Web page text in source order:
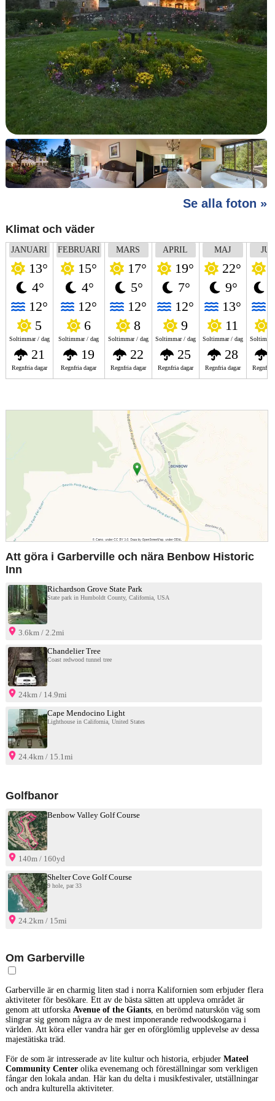
Se alla foton »
Klimat och väder
JANUARI
13°
4°
12°
5
Soltimmar / dag
21
Regnfria dagar
FEBRUARI
15°
4°
12°
6
Soltimmar / dag
19
Regnfria dagar
MARS
17°
5°
12°
8
Soltimmar / dag
22
Regnfria dagar
APRIL
19°
7°
12°
9
Soltimmar / dag
25
Regnfria dagar
MAJ
22°
9°
13°
11
Soltimmar / dag
28
Regnfria dagar Regnfria
Att göra i Garberville och nära Benbow Historic
Inn
Richardson Grove State Park
State park in Humboldt County, California, USA
3.6km / 2.2mi
Chandelier Tree
Coast redwood tunnel tree
24km / 14.9mi
Cape Mendocino Light
Lighthouse in California, United States
24.4km / 15.1mi
Golfbanor
Benbow Valley Golf Course
140m / 160yd
Shelter Cove Golf Course
9 hole, par 33
24.2km / 15mi
Om Garberville
Garberville är en charmig liten stad i norra Kalifornien som erbjuder flera
aktiviteter för besökare. Ett av de bästa sätten att uppleva området är
genom att utforska Avenue of the Giants, en berömd naturskön väg som
slingrar sig genom några av de mest imponerande redwoodskogarna i
världen. Att köra eller vandra här ger en oförglömlig upplevelse av dessa
majestätiska träd.
För de som är intresserade av lite kultur och historia, erbjuder Mateel
Community Centerolika evenemang och föreställningar som verkligen
fångar den lokala andan. Här kan du delta i musikfestivaler, utställningar
och andra kulturella aktiviteter.